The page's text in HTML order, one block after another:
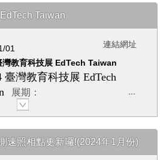
10億臺IoT裝置採用該晶
上海證券交易所科創板的上
，ESP32是該公司的主要
合作對象從百度、小米到
不等，2019年首次公開發
（IPO）時的牌價為62.6元
，上周的收盤價是231.5元
。
，為台灣AIoT領域注入一股創新
成立於2005年，自成立以來持
嵌入式即時系統與無線智能方案
與整合，過去曾經設計製造眾多設
經驗累積成了強大的工具庫。回
科技過往的開發案例，從車用導
智能護理電刷、藍牙對講耳機等
產品，這些產品看似發散、實際則
Taiwan
01
灣教育科技展 EdTech Taiwan
臺灣教育科技展 EdTech
展期：
四)~17(日)10:00~18:00
連結網址
速照相點更新囉!(2024年1月份)